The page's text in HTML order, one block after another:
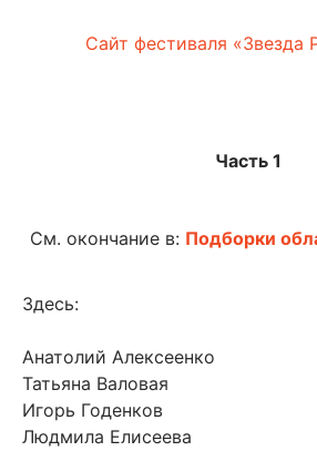
Сайт фестиваля «Звезда
Часть 1
См. окончание в: Подборки
Здесь:
Анатолий Алексеенко
Татьяна Валовая
Игорь Годенков
Людмила Елисеева